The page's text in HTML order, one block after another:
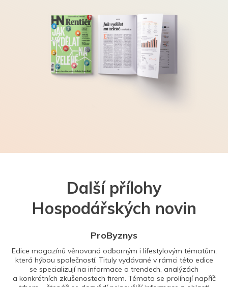
Další přílohy
Hospodářských novin
ProByznys
Edice magazínů věnovaná odborným i lifestylovým tématům,
která hýbou společností. Tituly vydávané v rámci této edice
se specializují na informace o trendech, analýzách
a konkrétních zkušenostech firem. Témata se prolínají napříč